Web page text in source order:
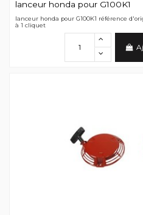
lanceur honda pour G100K1
lanceur honda pour G100K1 référence
à 1 cliquet